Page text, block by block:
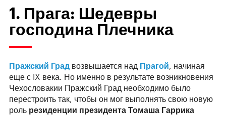
1. Прага: Шедевры
господина Плечника
Пражский Град возвышается над Прагой, начиная
еще с IX века. Но именно в результате возникновения
Чехословакии Пражский Град необходимо было
перестроить так, чтобы он мог выполнять свою новую
роль резиденции президента Томаша Гаррика